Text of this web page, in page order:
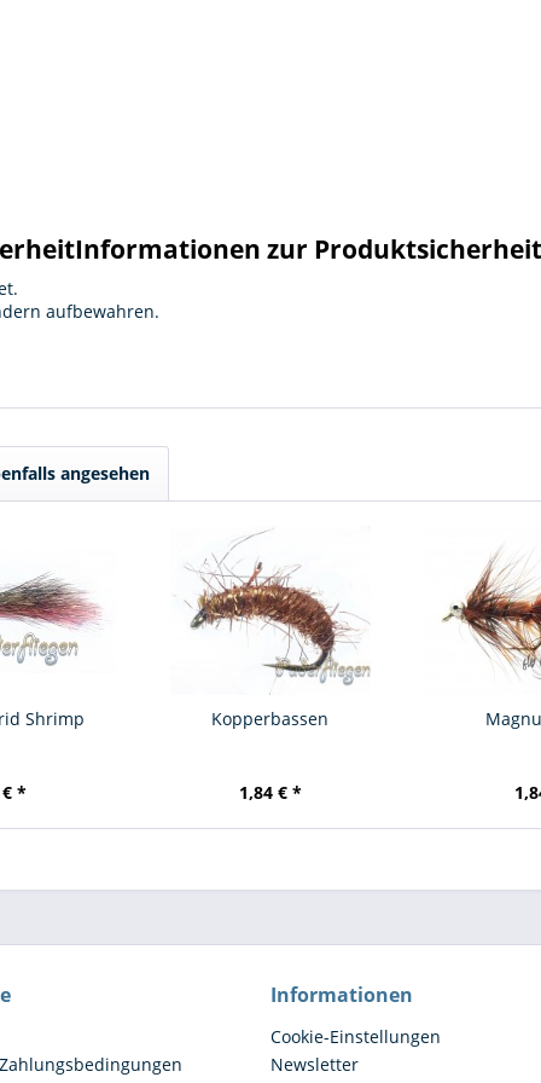
Informationen zur Produktsicherheit
aufbewahren.
angesehen
Shrimp
€ *
Kopperbassen
1,84 € *
Informationen
Cookie-Einstellungen
Newsletter